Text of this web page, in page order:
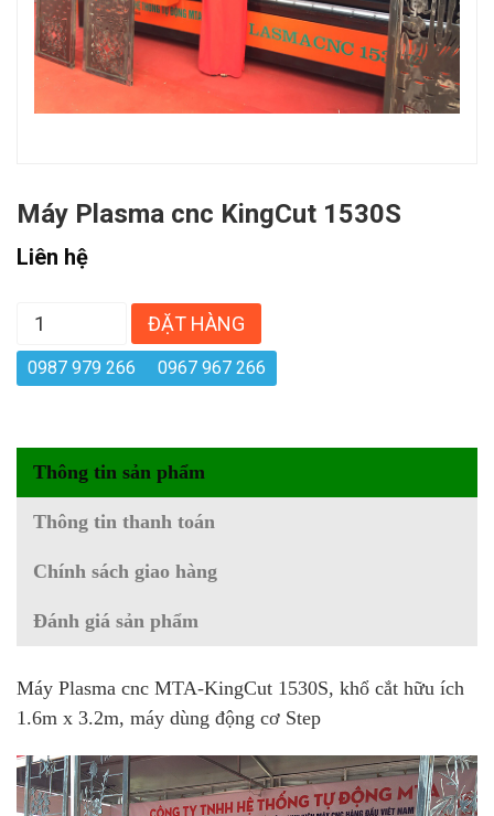
Máy Plasma cnc KingCut 1530S
Liên hệ
ĐẶT HÀNG
0987 979 266 0967 967 266
Thông tin sản phẩm
Thông tin thanh toán
Chính sách giao hàng
Đánh giá sản phẩm
Máy Plasma cnc MTA-KingCut 1530S, khổ cắt hữu ích
1.6m x 3.2m, máy dùng động cơ Step